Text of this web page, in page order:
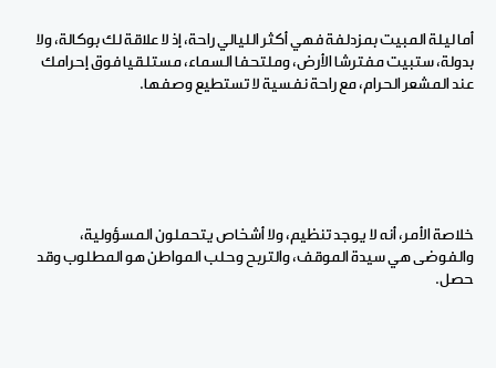
أما ليلة المبيت بمزدلفة فهي أكثر الليالي راحة، إذ لا علاقة لك بوكالة، ولا
بدولة، ستبيت مفترشا الأرض، وملتحفا السماء، مستلقيا فوق إحرامك
عند المشعر الحرام، مع راحة نفسية لا تستطيع وصفها.
خلاصة الأمر، أنه لا يوجد تنظيم، ولا أشخاص يتحملون المسؤولية،
والفوضى هي سيدة الموقف، والتربح وحلب المواطن هو المطلوب وقد
حصل.